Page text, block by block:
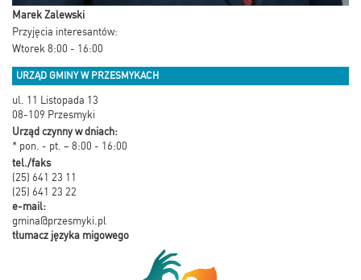
Marek Zalewski
Przyjęcia interesantów:
Wtorek 8:00 - 16:00
URZĄD GMINY W PRZESMYKACH
ul. 11 Listopada 13
08-109 Przesmyki
Urząd czynny w dniach:
* pon. - pt. – 8:00 - 16:00
tel./faks
(25) 641 23 11
(25) 641 23 22
e-mail:
gmina@przesmyki.pl
tłumacz języka migowego